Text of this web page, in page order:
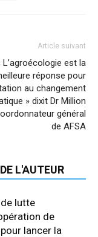
Article suivant
L’agroécologie est la
réponse pour
au changement
» dixit Dr Million
général
de AFSA
L'AUTEUR
lutte
de
lancer la